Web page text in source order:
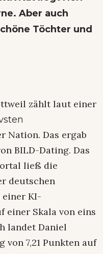
Aber auch
Töchter und
zählt laut einer
Nation. Das ergab
BILD-Dating. Das
ließ die
deutschen
einer KI-
einer Skala von eins
landet Daniel
7,21 Punkten auf